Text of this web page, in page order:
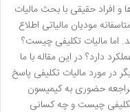
و افراد حقیقی با بحث مالیات
مودیان مالیاتی اطلاع
اما مالیات تکلیفی چیست؟
دارد؟ در این مقاله با ما
در مورد مالیات تکلیفی پاسخ
حضوری به کیمیسون
چیست و چه کسانی